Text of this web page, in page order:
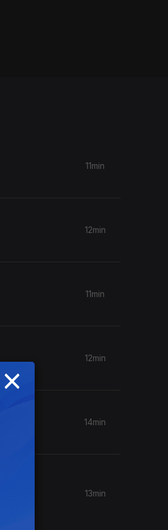
11min
12min
11min
12min
14min
13min
×